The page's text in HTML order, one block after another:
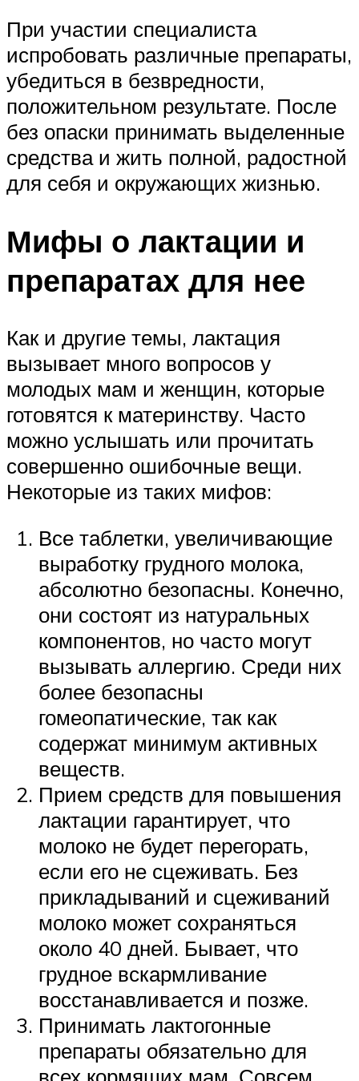
При участии специалиста
испробовать различные препараты,
убедиться в безвредности,
положительном результате. После
без опаски принимать выделенные
средства и жить полной, радостной
для себя и окружающих жизнью.
Мифы о лактации и
препаратах для нее
Как и другие темы, лактация
вызывает много вопросов у
молодых мам и женщин, которые
готовятся к материнству. Часто
можно услышать или прочитать
совершенно ошибочные вещи.
Некоторые из таких мифов:
Все таблетки, увеличивающие
выработку грудного молока,
абсолютно безопасны. Конечно,
они состоят из натуральных
компонентов, но часто могут
вызывать аллергию. Среди них
более безопасны
гомеопатические, так как
содержат минимум активных
веществ.
Прием средств для повышения
лактации гарантирует, что
молоко не будет перегорать,
если его не сцеживать. Без
прикладываний и сцеживаний
молоко может сохраняться
около 40 дней. Бывает, что
грудное вскармливание
восстанавливается и позже.
Принимать лактогонные
препараты обязательно для